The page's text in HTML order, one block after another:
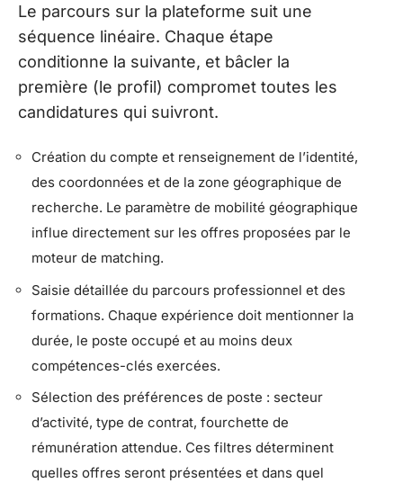
Le parcours sur la plateforme suit une
séquence linéaire. Chaque étape
conditionne la suivante, et bâcler la
première (le profil) compromet toutes les
candidatures qui suivront.
Création du compte et renseignement de l’identité,
des coordonnées et de la zone géographique de
recherche. Le paramètre de mobilité géographique
influe directement sur les offres proposées par le
moteur de matching.
Saisie détaillée du parcours professionnel et des
formations. Chaque expérience doit mentionner la
durée, le poste occupé et au moins deux
compétences-clés exercées.
Sélection des préférences de poste : secteur
d’activité, type de contrat, fourchette de
rémunération attendue. Ces filtres déterminent
quelles offres seront présentées et dans quel